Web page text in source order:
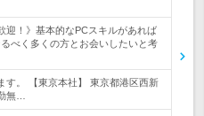
迎！》基本的なPCスキルがあれば
べく多くの方とお会いしたいと考
。 【東京本社】 東京都港区西新
無…